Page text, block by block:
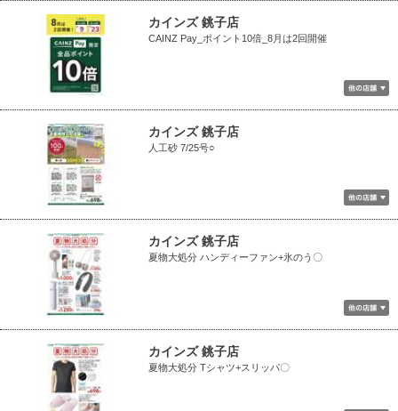
カインズ 銚子店
CAINZ Pay_ポイント10倍_8月は2回開催
カインズ 銚子店
人工砂 7/25号○
カインズ 銚子店
夏物大処分 ハンディーファン+氷のう〇
カインズ 銚子店
夏物大処分 Tシャツ+スリッパ〇